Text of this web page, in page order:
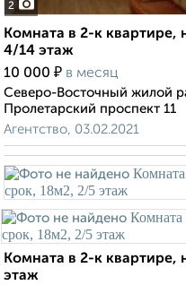
2
Комната в 2-к квартире,
4/14 этаж
10 000 ₽ в месяц
Северо-Восточный жилой
Пролетарский проспект 11
Агентство, 03.02.2021
Комната в 2-к квартире,
этаж